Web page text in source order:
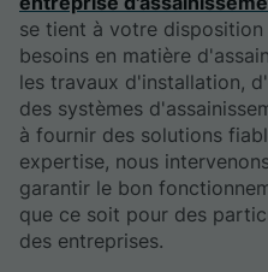
se tient à votre
besoins en matière
les travaux d'installation,
des systèmes
à fournir des solutions
expertise, nous
garantir le bon
que ce soit pour des
des entreprises.